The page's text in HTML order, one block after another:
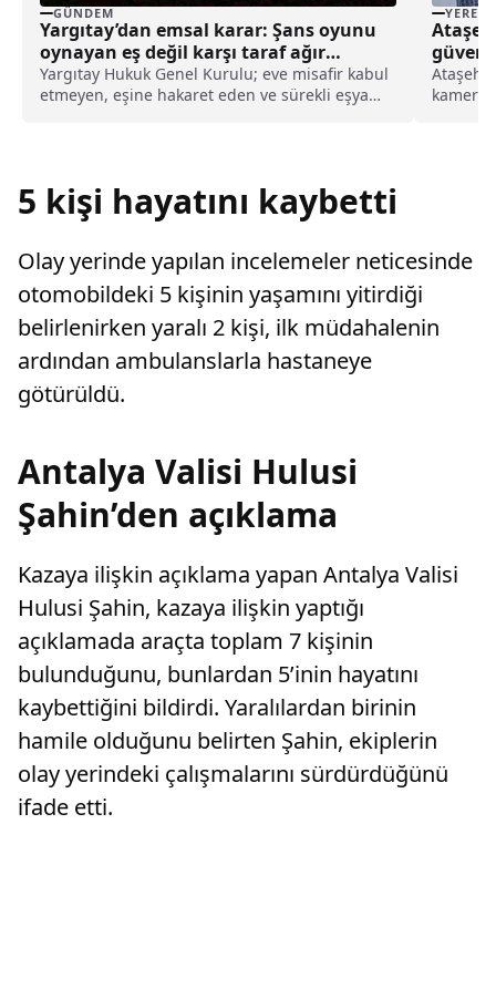
GÜNDEM
Yargıtay’dan emsal karar: Şans oyunu
oynayan eş değil karşı taraf ağır
kusurlu sayıldı
Yargıtay Hukuk Genel Kurulu; eve misafir kabul
etmeyen, eşine hakaret eden ve sürekli eşya
YEREL
5 kişi hayatını kaybetti
Olay yerinde yapılan incelemeler neticesinde
otomobildeki 5 kişinin yaşamını yitirdiği
belirlenirken yaralı 2 kişi, ilk müdahalenin
ardından ambulanslarla hastaneye
götürüldü.
Antalya Valisi Hulusi
Şahin’den açıklama
Kazaya ilişkin açıklama yapan Antalya Valisi
Hulusi Şahin, kazaya ilişkin yaptığı
açıklamada araçta toplam 7 kişinin
bulunduğunu, bunlardan 5’inin hayatını
kaybettiğini bildirdi. Yaralılardan birinin
hamile olduğunu belirten Şahin, ekiplerin
olay yerindeki çalışmalarını sürdürdüğünü
ifade etti.